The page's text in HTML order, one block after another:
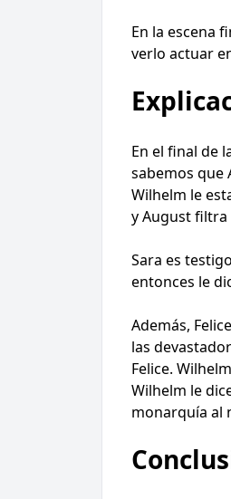
En la escena
verlo actuar
En el final de
sabemos que
Wilhelm le
y August filtra
Sara es
entonces le
Además,
las
Felice.
Wilhelm le
monarquía al